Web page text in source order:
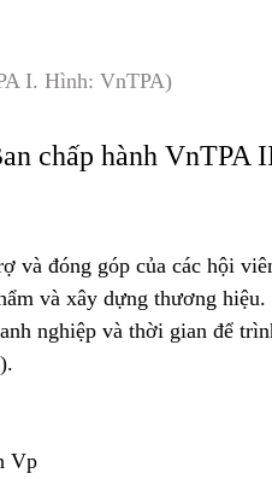
I. Hình: VnTPA)
chấp hành VnTPA
và đóng góp của các hội
và xây dựng thương
nghiệp và thời gian để
Vp